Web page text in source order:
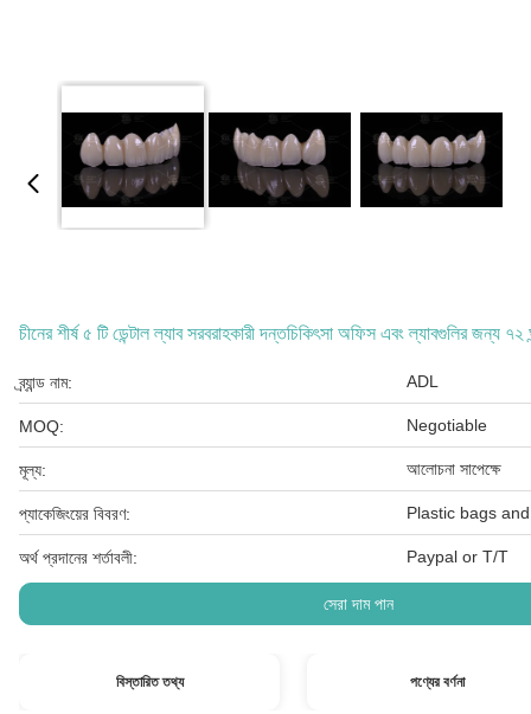
চীনের শীর্ষ ৫ টি ডেন্টাল ল্যাব সরবরাহকারী দন্তচিকিৎসা অফিস এবং ল্যাবগুলির জন্য
ব্র্যান্ড নাম: ADL
MOQ: Negotiable
মূল্য: আলোচনা সাপেক্ষে
প্যাকেজিংয়ের বিবরণ: Plastic bags
অর্থ প্রদানের শর্তাবলী: Paypal or T/T
সেরা দাম পান
বিস্তারিত তথ্য পণ্যের বর্ণনা